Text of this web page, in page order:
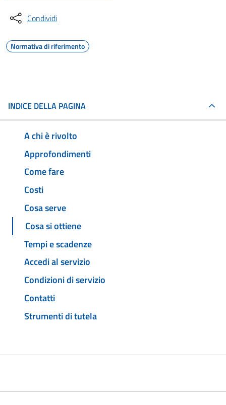
Condividi
Normativa di riferimento
INDICE DELLA PAGINA
A chi è rivolto
Approfondimenti
Come fare
Costi
Cosa serve
Cosa si ottiene
Tempi e scadenze
Accedi al servizio
Condizioni di servizio
Contatti
Strumenti di tutela